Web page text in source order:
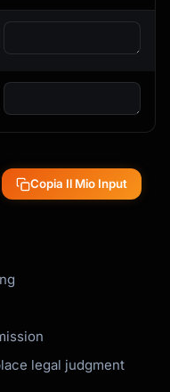
Copia Il Mio Input
legal judgment